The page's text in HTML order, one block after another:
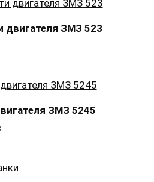
двигателя ЗМЗ 523
ЗМЗ 5245